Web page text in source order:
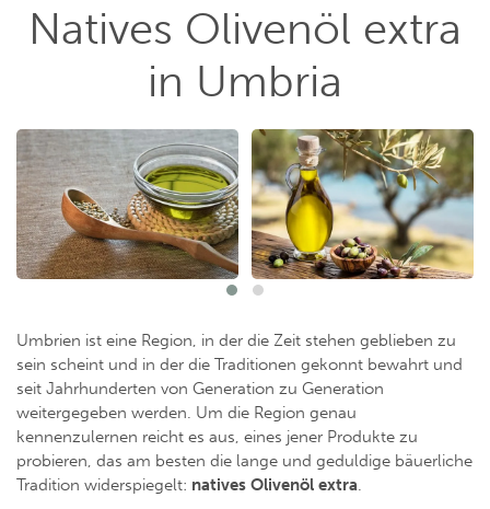
Natives Olivenöl extra
in Umbria
Umbrien ist eine Region, in der die Zeit stehen geblieben zu
sein scheint und in der die Traditionen gekonnt bewahrt und
seit Jahrhunderten von Generation zu Generation
weitergegeben werden. Um die Region genau
kennenzulernen reicht es aus, eines jener Produkte zu
probieren, das am besten die lange und geduldige bäuerliche
Tradition widerspiegelt: natives Olivenöl extra.